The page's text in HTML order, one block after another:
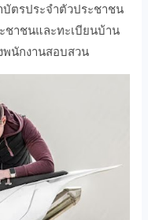
ตรประจำตัวประชาชน
ชาชนและทะเบียนบ้าน
พนักงานสอบสวน